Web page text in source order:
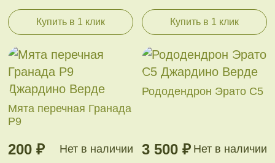
Купить в 1 клик Купить в 1 клик
Мята перечная Гранада
Р9
200 ₽ Нет в наличии
Рододендрон Эрато С5
3 500 ₽ Нет в наличии